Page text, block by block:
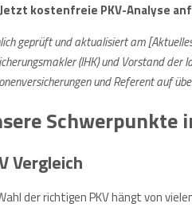
kostenfreie PKV-Analyse
geprüft und aktualisiert am
(IHK) und Vorstand der
und Referent auf
Schwerpunkte
Vergleich
der richtigen PKV hängt von